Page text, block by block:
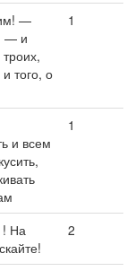
—
— и
того, о
1
и всем
1
! На
2